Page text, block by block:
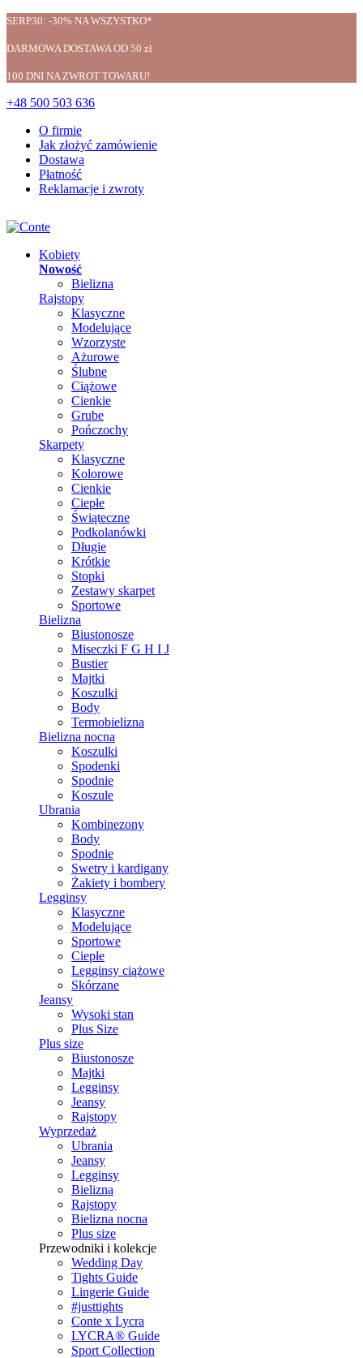
SERP30: -30% NA WSZYSTKO*
DARMOWA DOSTAWA OD 50 zł
100 DNI NA ZWROT TOWARU!
+48 500 503 636
O firmie
Jak złożyć zamówienie
Dostawa
Płatność
Reklamacje i zwroty
Kobiety
Nowość
Bielizna
Rajstopy
Klasyczne
Modelujące
Wzorzyste
Ażurowe
Ślubne
Ciążowe
Cienkie
Grube
Pończochy
Skarpety
Klasyczne
Kolorowe
Cienkie
Ciepłe
Świąteczne
Podkolanówki
Długie
Krótkie
Stopki
Zestawy skarpet
Sportowe
Bielizna
Biustonosze
Miseczki F G H I J
Bustier
Majtki
Koszulki
Body
Termobielizna
Bielizna nocna
Koszulki
Spodenki
Spodnie
Koszule
Ubrania
Kombinezony
Body
Spodnie
Swetry i kardigany
Żakiety i bombery
Legginsy
Klasyczne
Modelujące
Sportowe
Ciepłe
Legginsy ciążowe
Skórzane
Jeansy
Wysoki stan
Plus Size
Plus size
Biustonosze
Majtki
Legginsy
Jeansy
Rajstopy
Wyprzedaż
Ubrania
Jeansy
Legginsy
Bielizna
Rajstopy
Bielizna nocna
Plus size
Przewodniki i kolekcje
Wedding Day
Tights Guide
Lingerie Guide
#justtights
Conte x Lycra
LYCRA® Guide
Sport Сollection